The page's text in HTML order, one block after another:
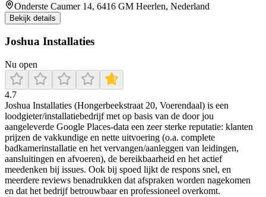
Onderste Caumer 14, 6416 GM Heerlen, Nederland
Bekijk details
Joshua Installaties
Nu open
4.7
Joshua Installaties (Hongerbeekstraat 20, Voerendaal) is een
loodgieter/installatiebedrijf met op basis van de door jou
aangeleverde Google Places-data een zeer sterke reputatie: klanten
prijzen de vakkundige en nette uitvoering (o.a. complete
badkamerinstallatie en het vervangen/aanleggen van leidingen,
aansluitingen en afvoeren), de bereikbaarheid en het actief
meedenken bij issues. Ook bij spoed lijkt de respons snel, en
meerdere reviews benadrukken dat afspraken worden nagekomen
en dat het bedrijf betrouwbaar en professioneel overkomt.